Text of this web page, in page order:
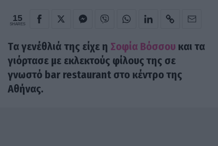
15
SHARES
Tα γενέθλιά της είχε η Σοφία Βόσσου και τα
γιόρτασε με εκλεκτούς φίλους της σε
γνωστό bar restaurant στο κέντρο της
Αθήνας.